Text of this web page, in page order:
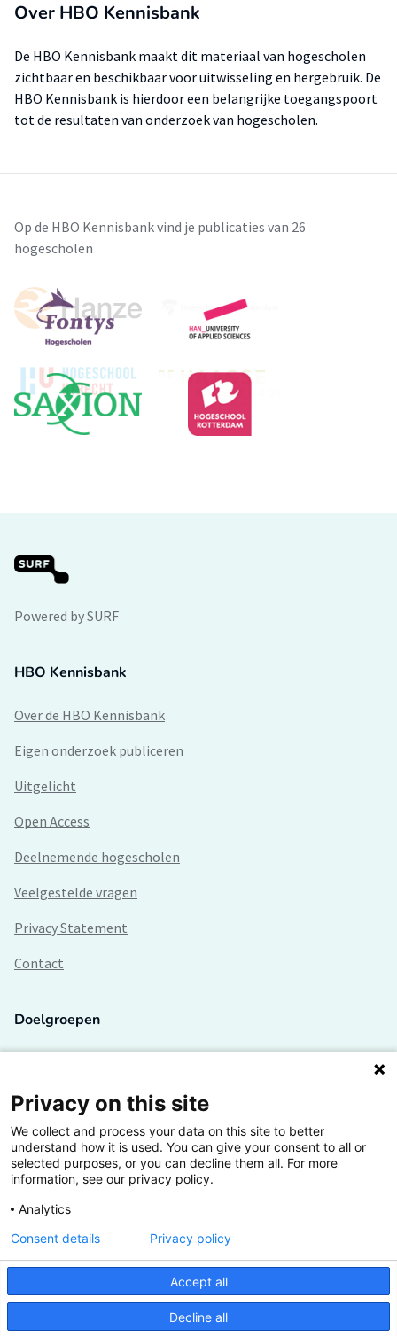
Over HBO Kennisbank
De HBO Kennisbank maakt dit materiaal van hogescholen
zichtbaar en beschikbaar voor uitwisseling en hergebruik. De
HBO Kennisbank is hierdoor een belangrijke toegangspoort
tot de resultaten van onderzoek van hogescholen.
Op de HBO Kennisbank vind je publicaties van 26
hogescholen
Powered by SURF
HBO Kennisbank
Over de HBO Kennisbank
Eigen onderzoek publiceren
Uitgelicht
Open Access
Deelnemende hogescholen
Veelgestelde vragen
Privacy Statement
Contact
Doelgroepen
Lectoren en onderzoekers
Bedrijven
Hogescholen
De grootste kennisbank van het HBO
Inspiratie op jouw vakgebied
Privacy on this site
We collect and process your data on this site to better
understand how it is used. You can give your consent to all or
selected purposes, or you can decline them all. For more
information, see our privacy policy.
Analytics
Accept all
Decline all
Consent details Privacy policy